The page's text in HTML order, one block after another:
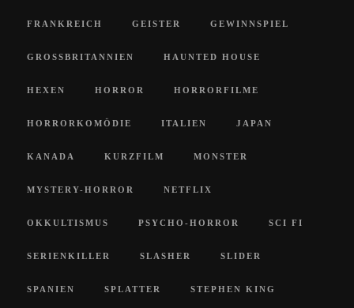
FRANKREICH GEISTER GEWINNSPIEL
GROSSBRITANNIEN HAUNTED HOUSE
HEXEN HORROR HORRORFILME
HORRORKOMÖDIE ITALIEN JAPAN
KANADA KURZFILM MONSTER
MYSTERY-HORROR NETFLIX
OKKULTISMUS PSYCHO-HORROR SCI FI
SERIENKILLER SLASHER SLIDER
SPANIEN SPLATTER STEPHEN KING